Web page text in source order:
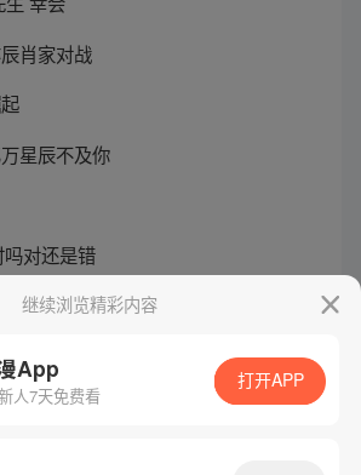
肖家对战
星辰不及你
对还是错
题题目
继续浏览精彩内容
App
人7天免费看
打开APP